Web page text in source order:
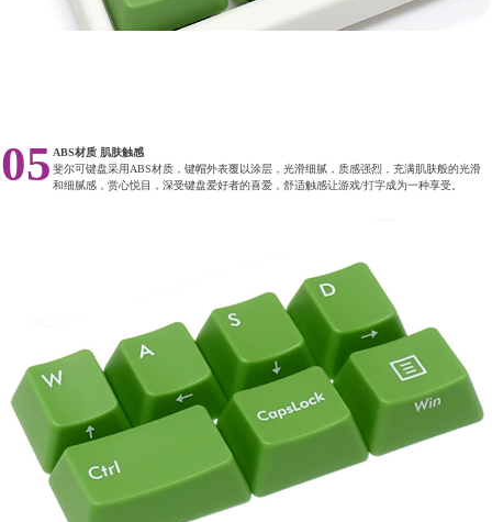
05 ABS材质 肌肤触感
斐尔可键盘采用ABS材质，键帽外表覆以涂层，光滑细腻，质感强烈，充满肌肤般的光滑
和细腻感，赏心悦目，深受键盘爱好者的喜爱，舒适触感让游戏/打字成为一种享受。